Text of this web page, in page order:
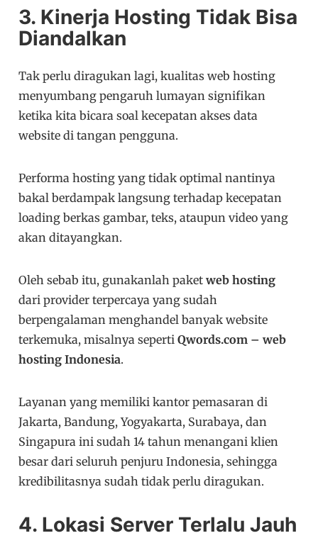
3. Kinerja Hosting Tidak Bisa
Diandalkan
Tak perlu diragukan lagi, kualitas web hosting
menyumbang pengaruh lumayan signifikan
ketika kita bicara soal kecepatan akses data
website di tangan pengguna.
Performa hosting yang tidak optimal nantinya
bakal berdampak langsung terhadap kecepatan
loading berkas gambar, teks, ataupun video yang
akan ditayangkan.
Oleh sebab itu, gunakanlah paketweb hosting
dari provider terpercaya yang sudah
berpengalaman menghandel banyak website
terkemuka, misalnya sepertiQwords.com – web
hosting Indonesia.
Layanan yang memiliki kantor pemasaran di
Jakarta, Bandung, Yogyakarta, Surabaya, dan
Singapura ini sudah 14 tahun menangani klien
besar dari seluruh penjuru Indonesia, sehingga
kredibilitasnya sudah tidak perlu diragukan.
4. Lokasi Server Terlalu Jauh